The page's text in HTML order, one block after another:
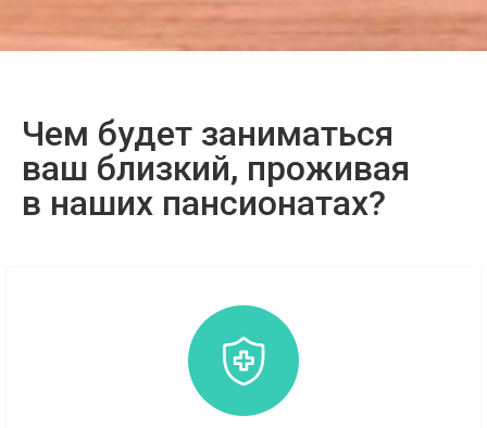
Чем будет заниматься
ваш близкий, проживая
в наших пансионатах?